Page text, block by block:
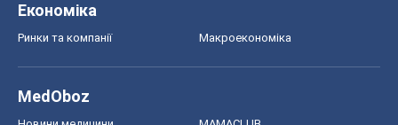
Економіка
Ринки та компанії Макроекономіка
MedOboz